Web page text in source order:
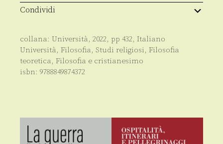
Condividi
collana: Università, 2022, pp 432, Italiano
Università, Filosofia, Studi religiosi, Filosofia
teoretica, Filosofia e cristianesimo
isbn: 9788849874372